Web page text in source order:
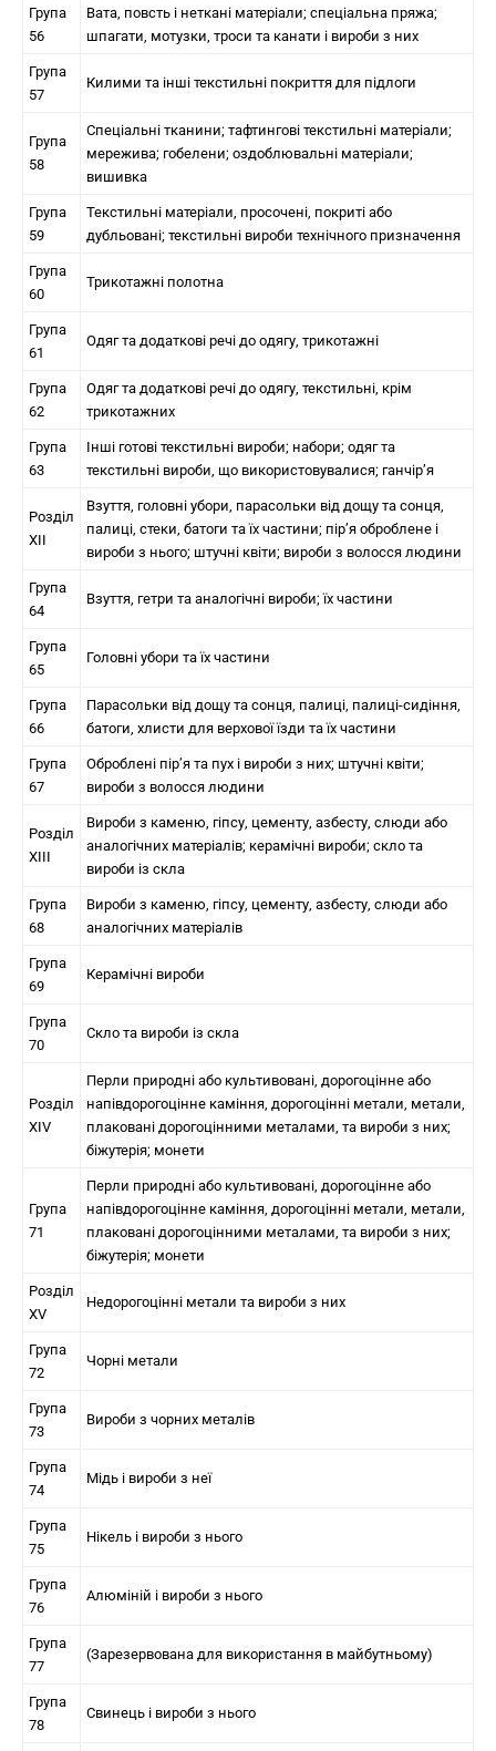
Група
56
Вата, повсть і неткані матеріали; спеціальна пряжа;
шпагати, мотузки, троси та канати і вироби з них
Група
57
Килими та інші текстильні покриття для підлоги
Група
58
Спеціальні тканини; тафтингові текстильні матеріали;
мережива; гобелени; оздоблювальні матеріали;
вишивка
Група
59
Текстильні матеріали, просочені, покриті або
дубльовані; текстильні вироби технічного призначення
Група
60
Трикотажні полотна
Група
61
Одяг та додаткові речі до одягу, трикотажні
Група
62
Одяг та додаткові речі до одягу, текстильні, крім
трикотажних
Група
63
Інші готові текстильні вироби; набори; одяг та
текстильні вироби, що використовувалися; ганчір’я
Розділ
XII
Взуття, головні убори, парасольки від дощу та сонця,
палиці, стеки, батоги та їх частини; пір’я оброблене і
вироби з нього; штучні квіти; вироби з волосся людини
Група
64
Взуття, гетри та аналогічні вироби; їх частини
Група
65
Головні убори та їх частини
Група
66
Парасольки від дощу та сонця, палиці, палиці-сидіння,
батоги, хлисти для верхової їзди та їх частини
Група
67
Оброблені пір’я та пух і вироби з них; штучні квіти;
вироби з волосся людини
Розділ
XIII
Вироби з каменю, гіпсу, цементу, азбесту, слюди або
аналогічних матеріалів; керамічні вироби; скло та
вироби із скла
Група
68
Вироби з каменю, гіпсу, цементу, азбесту, слюди або
аналогічних матеріалів
Група
69
Керамічні вироби
Група
70
Скло та вироби із скла
Розділ
XIV
Перли природні або культивовані, дорогоцінне або
напівдорогоцінне каміння, дорогоцінні метали, метали,
плаковані дорогоцінними металами, та вироби з них;
біжутерія; монети
Група
71
Перли природні або культивовані, дорогоцінне або
напівдорогоцінне каміння, дорогоцінні метали, метали,
плаковані дорогоцінними металами, та вироби з них;
біжутерія; монети
Розділ
XV
Недорогоцінні метали та вироби з них
Група
72
Чорні метали
Група
73
Вироби з чорних металів
Група
74
Мідь і вироби з неї
Група
75
Нікель і вироби з нього
Група
76
Алюміній і вироби з нього
Група
77
(Зарезервована для використання в майбутньому)
Група
78
Свинець і вироби з нього